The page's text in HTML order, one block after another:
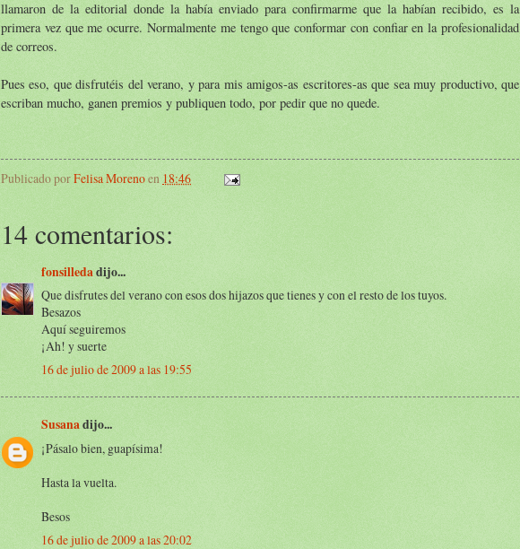
llamaron de la editorial donde la había enviado para confirmarme que la habían recibido, es la
primera vez que me ocurre. Normalmente me tengo que conformar con confiar en la profesionalidad
de correos.
Pues eso, que disfrutéis del verano, y para mis amigos-as escritores-as que sea muy productivo, que
escriban mucho, ganen premios y publiquen todo, por pedir que no quede.
Publicado porFelisa Morenoen 18:46
14 comentarios:
fonsilledadijo...
Que disfrutes del verano con esos dos hijazos que tienes y con el resto de los tuyos.
Besazos
Aquí seguiremos
¡Ah! y suerte
16 de julio de 2009 a las 19:55
Susanadijo...
¡Pásalo bien, guapísima!
Hasta la vuelta.
Besos
16 de julio de 2009 a las 20:02